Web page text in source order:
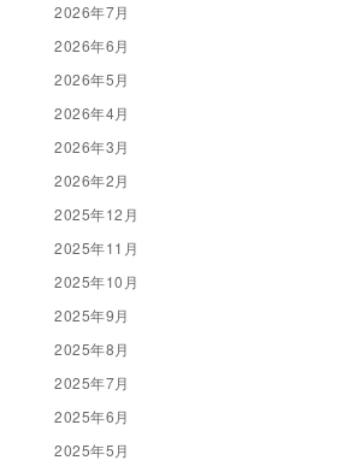
2026年7月
2026年6月
2026年5月
2026年4月
2026年3月
2026年2月
2025年12月
2025年11月
2025年10月
2025年9月
2025年8月
2025年7月
2025年6月
2025年5月